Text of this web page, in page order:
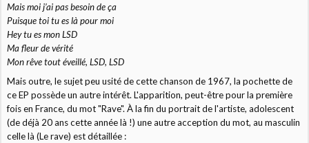
Mais moi j’ai pas besoin de ça
Puisque toi tu es là pour moi
Hey tu es mon LSD
Ma fleur de vérité
Mon rêve tout éveillé, LSD, LSD
Mais outre, le sujet peu usité de cette chanson de 1967, la pochette de
ce EP possède un autre intérêt. L'apparition, peut-être pour la première
fois en France, du mot "Rave". À la fin du portrait de l'artiste, adolescent
(de déjà 20 ans cette année là !) une autre acception du mot, au masculin
celle là (Le rave) est détaillée :